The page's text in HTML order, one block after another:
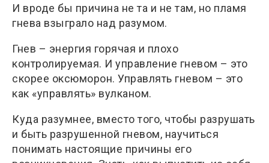
И вроде бы причина не та и не там, но пламя
гнева взыграло над разумом.
Гнев – энергия горячая и плохо
контролируемая. И управление гневом – это
скорее оксюморон. Управлять гневом – это
как «управлять» вулканом.
Куда разумнее, вместо того, чтобы разрушать
и быть разрушенной гневом, научиться
понимать настоящие причины его